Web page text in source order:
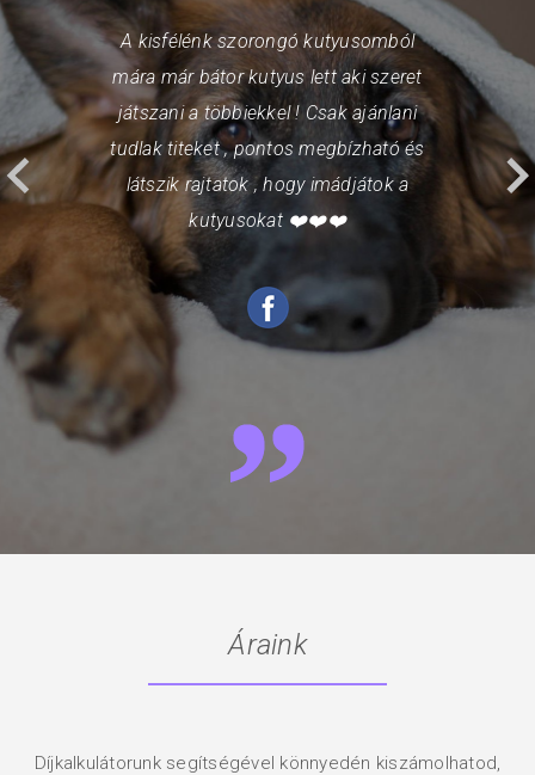
A kisfélénk szorongó kutyusomból
mára már bátor kutyus lett aki szeret
játszani a többiekkel ! Csak ajánlani
tudlak titeket , pontos megbízható és
látszik rajtatok , hogy imádjátok a
kutyusokat ❤️❤️❤️
Áraink
Díjkalkulátorunk segítségével könnyedén kiszámolhatod,